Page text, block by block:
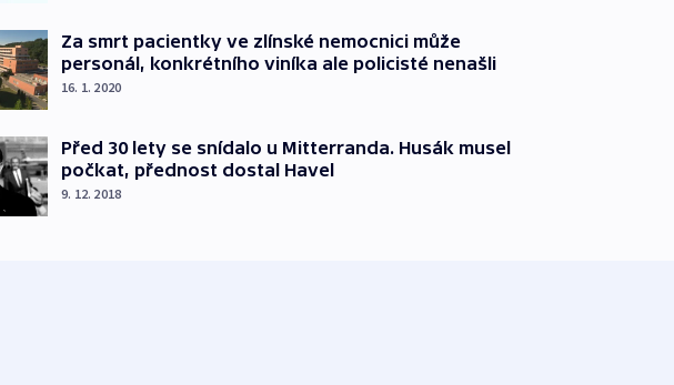
Za smrt pacientky ve zlínské nemocnici může
personál, konkrétního viníka ale policisté nenašli
16. 1. 2020
Před 30 lety se snídalo u Mitterranda. Husák musel
počkat, přednost dostal Havel
9. 12. 2018